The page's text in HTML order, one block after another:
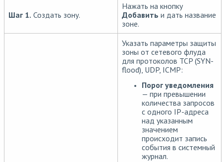
Шаг 1. Создать зону.
Нажать на кнопку
Добавить и дать название
зоне.
Указать параметры защиты
зоны от сетевого флуда
для протоколов TCP (SYN-
flood), UDP, ICMP:
Порог уведомления
— при превышении
количества запросов
с одного IP-адреса
над указанным
значением
происходит запись
события в системный
журнал.